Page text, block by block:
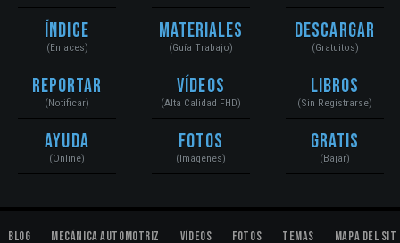
Índice
(Enlaces)
Reportar
(Notificar)
Ayuda
(Online)
Materiales
(Guía Trabajo)
Vídeos
(Alta Calidad FHD)
Fotos
(Imágenes)
Descargar
(Gratuitos)
Libros
(Sin Registrarse)
Gratis
(Bajar)
Blog Mecánica Automotriz Vídeos Fotos Temas Mapa del